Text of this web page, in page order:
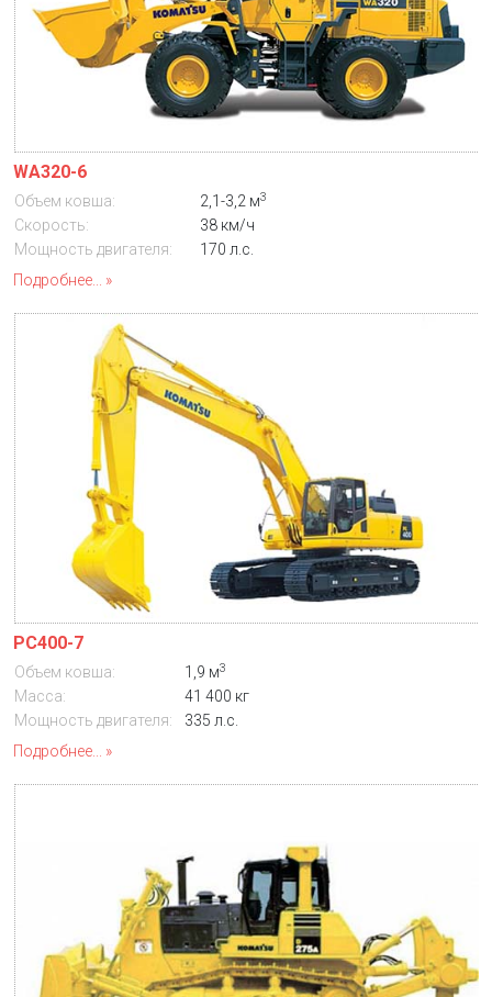
WA320-6
Объем ковша: 2,1-3,2 м3
Скорость:
38 км/ч
Мощность двигателя:
170 л.с.
Подробнее...
PC400-7
Объем ковша: 1,9 м3
Масса:
41 400 кг
Мощность двигателя:
335 л.с.
Подробнее...